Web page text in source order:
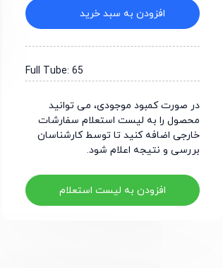
افزودن به سبد خرید
Full Tube: 65
در صورت کمبود موجودی، می توانید
محصول را به لیست استعلام سفارشات
خارجی اضافه کنید تا توسط کارشناسان
بررسی و نتیجه اعلام شود.
افزودن به لیست استعلام